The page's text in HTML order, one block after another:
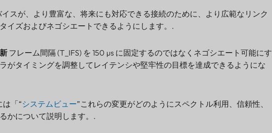
イスが、より豊富な、将来にも対応できる接続のために、より広範なリンク
イズおよびネゴシエートできるようにします。.
フレーム間隔 (T_IFS) を 150 µs に固定するのではなくネゴシエート可能にす
がタイミングを調整してレイテンシや堅牢性の目標を達成できるようにな
「“システムビュー”これらの変更がどのようにスペクトル利用、信頼性、
かについて説明します。.